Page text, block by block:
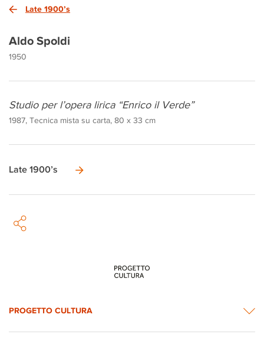
Late 1900’s
Aldo Spoldi
1950
Studio per l’opera lirica “Enrico il Verde”
1987, Tecnica mista su carta, 80 x 33 cm
Late 1900’s
PROGETTO CULTURA